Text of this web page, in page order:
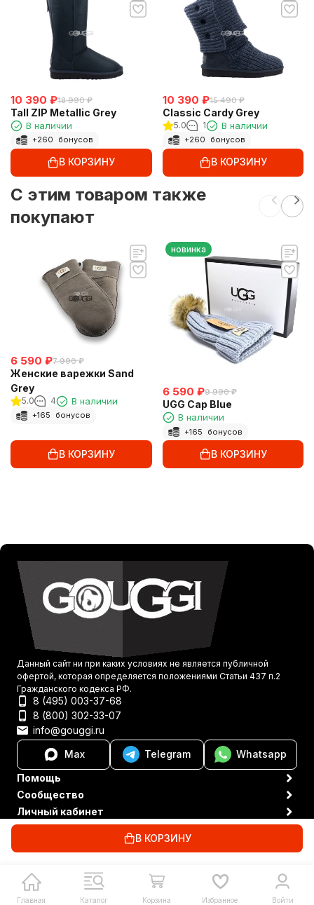
В КОРЗИНУ
10 390 ₽18 990 ₽
Tall ZIP Metallic Grey
В наличии
+260 бонусов
В КОРЗИНУ
10 390 ₽15 490 ₽
Classic Cardy Grey
5.0 1 В наличии
+260 бонусов
В КОРЗИНУ
C этим товаром также
покупают
6 590 ₽7 990 ₽
Женские варежки Sand
Grey
5.0 4 В наличии
+165 бонусов
В КОРЗИНУ
новинка
6 590 ₽9 990 ₽
UGG Cap Blue
В наличии
+165 бонусов
В КОРЗИНУ
Главная Каталог Корзина Избранное Войти
Данный сайт ни при каких условиях не является публичной
офертой, которая определяется положениями Статьи 437 п.2
Гражданского кодекса РФ.
8 (495) 003-37-68
8 (800) 302-33-07
info@gouggi.ru
Max
Telegram
Whatsapp
Помощь
Сообщество
Личный кабинет
Политика персональных данных